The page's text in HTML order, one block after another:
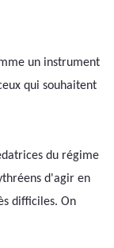
un instrument
qui souhaitent
».
du régime
d'agir en
difficiles. On